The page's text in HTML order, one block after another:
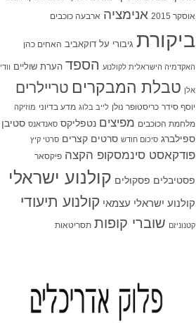
אוסקר 2015 אנימציה ארבעה כוכבים
ביקורת גיבורי על דוקאביב האחים כהן
האקדמיה הישראלית לקולנוע הספד הערת שוליים וודי
אלן טבלת המבקרים טריילרים
יוסף סידר כריסטופר נולן לייב בלוג מדע בדיוני מוזיקה
מלחמת הכוכבים מפיצים נטפליקס סאנדאנס סטיבן
ספילברג סיכום חודש סרטים קצרים סרטי קיץ
פודקאסט סינמסקופ הקצה פיקסאר
פסטיבלים פסקולים קולנוע ישראלי
קולנוע ישראלי עצמאי קולנוע תיעודי
קטנוניזם שוברי קופות תסריטאות